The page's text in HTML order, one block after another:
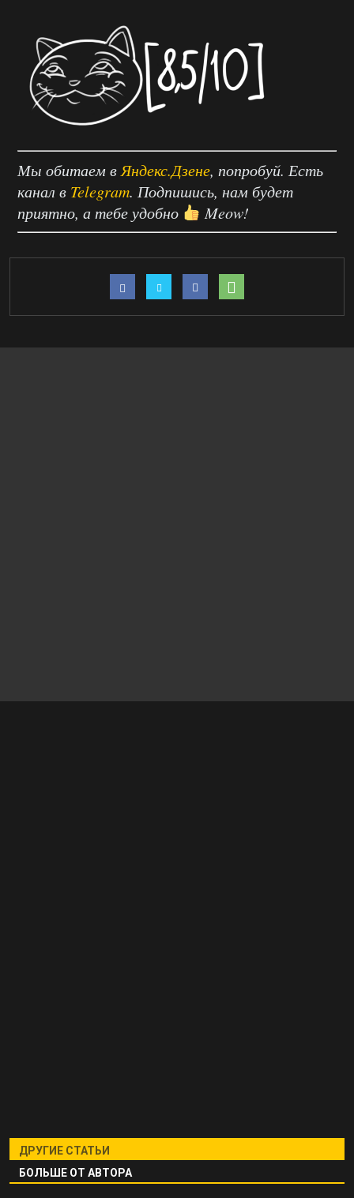
Мы обитаем вЯндекс.Дзене, попробуй. Есть
канал в Telegram. Подпишись, нам будет
приятно, а тебе удобно
Meow!
ДРУГИЕ СТАТЬИ
БОЛЬШЕ ОТ АВТОРА